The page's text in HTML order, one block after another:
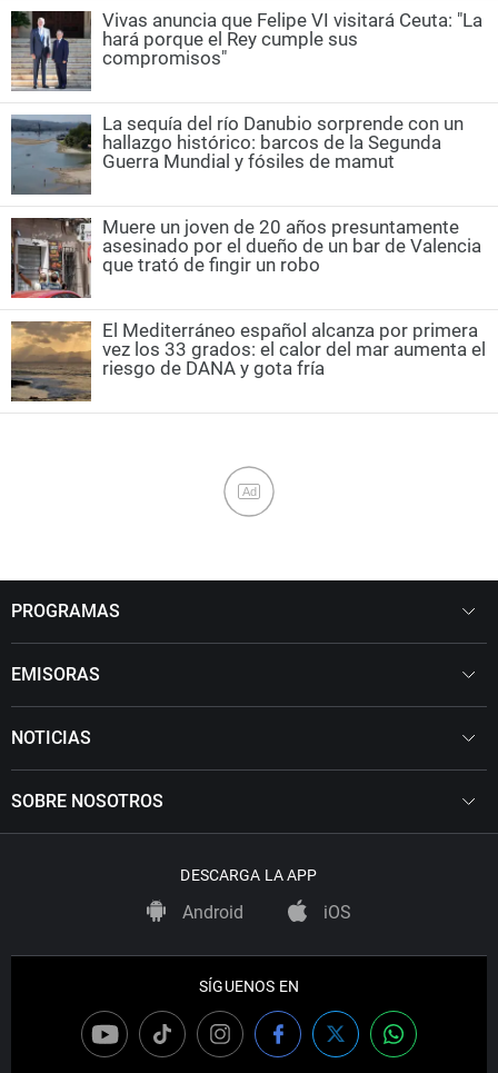
Vivas anuncia que Felipe VI visitará Ceuta: "La
hará porque el Rey cumple sus
compromisos"
La sequía del río Danubio sorprende con un
hallazgo histórico: barcos de la Segunda
Guerra Mundial y fósiles de mamut
Muere un joven de 20 años presuntamente
asesinado por el dueño de un bar de Valencia
que trató de fingir un robo
El Mediterráneo español alcanza por primera
vez los 33 grados: el calor del mar aumenta el
riesgo de DANA y gota fría
Ad
PROGRAMAS
EMISORAS
NOTICIAS
SOBRE NOSOTROS
DESCARGA LA APP
Android iOS
SÍGUENOS EN